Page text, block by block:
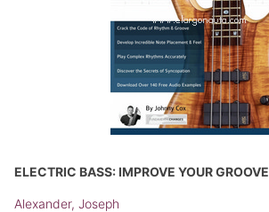
ELECTRIC BASS: IMPROVE YOUR GROOVE
Alexander, Joseph